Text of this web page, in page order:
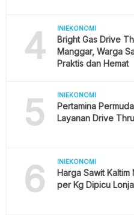
4
INIEKONOMI
Bright Gas Drive
Manggar, Warga
Praktis dan Hemat
5 INIEKONOMI
Pertamina
Layanan Drive
6 INIEKONOMI
Harga Sawit
per Kg Dipicu